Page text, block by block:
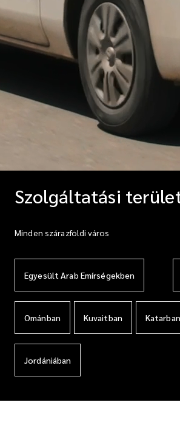
Szolgáltatási
Minden szárazföldi város
Egyesült Arab Emírségekben
Ománban Kuvaitban Katarban
Jordániában